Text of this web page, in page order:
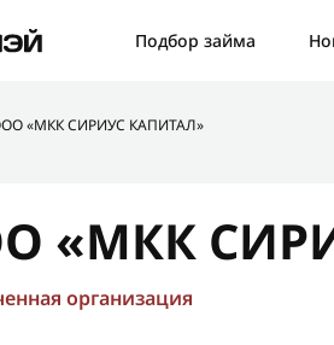
Подбор займа
«МКК СИРИУС КАПИТАЛ»
«МКК
организация